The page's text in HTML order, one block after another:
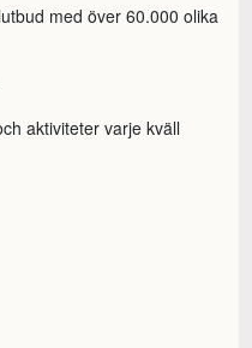
med över 60.000 olika
aktiviteter varje kväll